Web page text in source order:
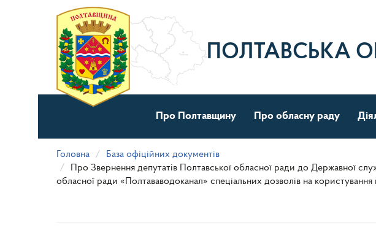
матеріалу
ПОЛТАВСЬКА
Про Полтавщину Про обласну раду
Головна
База офіційних документів
Про Звернення депутатів Полтавської обласної ради до Державної
обласної ради «Полтававодоканал» спеціальних дозволів на